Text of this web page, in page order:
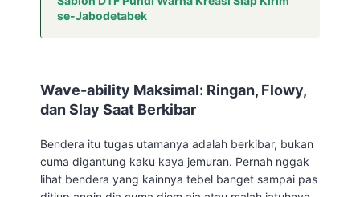
se-Jabodetabek
Wave-ability Maksimal: Ringan, Flowy,
dan Slay Saat Berkibar
Bendera itu tugas utamanya adalah berkibar, bukan
cuma digantung kaku kaya jemuran. Pernah nggak
lihat bendera yang kainnya tebel banget sampai pas